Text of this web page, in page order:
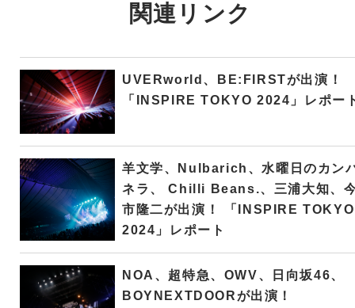
関連リンク
UVERworld、BE:FIRSTが出演！
「INSPIRE TOKYO 2024」レポー
羊文学、Nulbarich、水曜日のカン
ネラ、 Chilli Beans.、三浦大知、
市隆二が出演！ 「INSPIRE TOKYO
2024」レポート
NOA、超特急、OWV、日向坂46、
BOYNEXTDOORが出演！